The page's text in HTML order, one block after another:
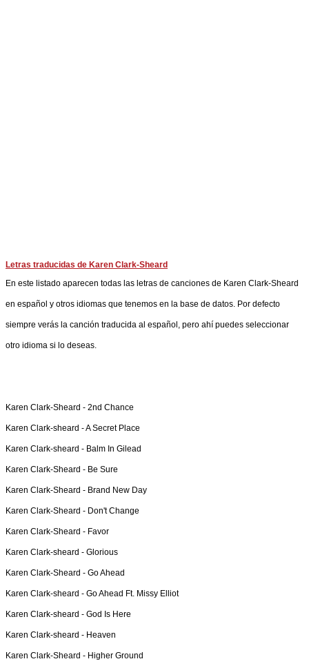
Letras traducidas de Karen Clark-Sheard
En este listado aparecen todas las letras de canciones de Karen Clark-Sheard
en español y otros idiomas que tenemos en la base de datos. Por defecto
siempre verás la canción traducida al español, pero ahí puedes seleccionar
otro idioma si lo deseas.
Karen Clark-Sheard - 2nd Chance
Karen Clark-sheard -A Secret Place
Karen Clark-sheard - Balm In Gilead
Karen Clark-Sheard - Be Sure
Karen Clark-Sheard - Brand New Day
Karen Clark-Sheard - Don't Change
Karen Clark-Sheard - Favor
Karen Clark-sheard - Glorious
Karen Clark-Sheard - Go Ahead
Karen Clark-sheard - Go Ahead Ft. Missy Elliot
Karen Clark-sheard - God Is Here
Karen Clark-sheard - Heaven
Karen Clark-Sheard - Higher Ground